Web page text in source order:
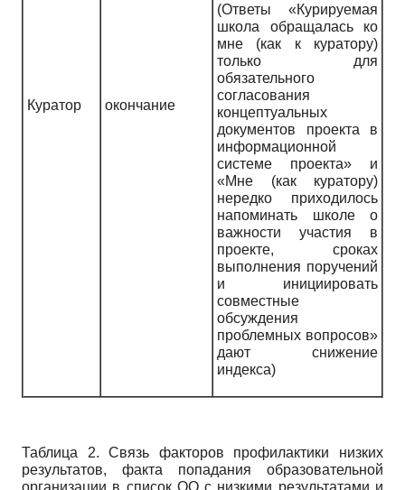
Куратор окончание
(Ответы «Курируемая
школа обращалась ко
мне (как к куратору)
только для
обязательного
согласования
концептуальных
документов проекта в
информационной
системе проекта» и
«Мне (как куратору)
нередко приходилось
напоминать школе о
важности участия в
проекте, сроках
выполнения поручений
и инициировать
совместные
обсуждения
проблемных вопросов»
дают снижение
индекса)
Таблица 2. Связь факторов профилактики низких
результатов, факта попадания образовательной
организации в список ОО с низкими результатами и